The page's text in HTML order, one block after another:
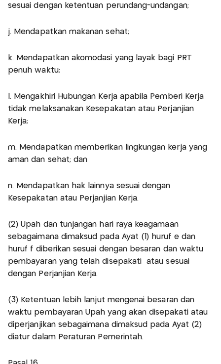
sesuai dengan ketentuan perundang-undangan;
j. Mendapatkan makanan sehat;
k. Mendapatkan akomodasi yang layak bagi PRT
penuh waktu;
l. Mengakhiri Hubungan Kerja apabila Pemberi Kerja
tidak melaksanakan Kesepakatan atau Perjanjian
Kerja;
m. Mendapatkan memberikan lingkungan kerja yang
aman dan sehat; dan
n. Mendapatkan hak lainnya sesuai dengan
Kesepakatan atau Perjanjian Kerja.
(2) Upah dan tunjangan hari raya keagamaan
sebagaimana dimaksud pada Ayat (1) huruf e dan
huruf f diberikan sesuai dengan besaran dan waktu
pembayaran yang telah disepakati atau sesuai
dengan Perjanjian Kerja.
(3) Ketentuan lebih lanjut mengenai besaran dan
waktu pembayaran Upah yang akan disepakati atau
diperjanjikan sebagaimana dimaksud pada Ayat (2)
diatur dalam Peraturan Pemerintah.